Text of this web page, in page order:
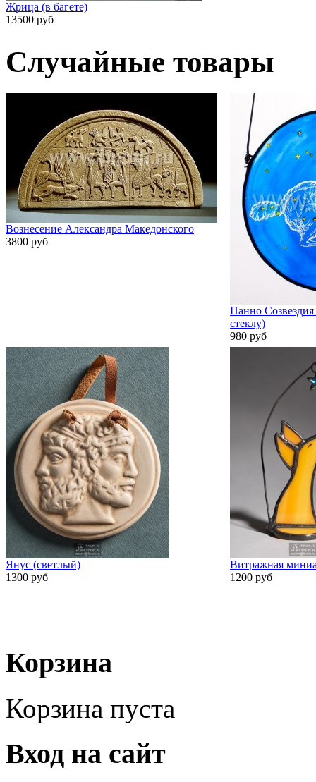
Жрица (в багете)
13500 руб
Случайные товары
Вознесение Александра Македонского
3800 руб
Панно
стеклу)
980 руб
Янус (светлый)
1300 руб
Витражная
1200 руб
Корзина
Корзина пуста
Вход на сайт